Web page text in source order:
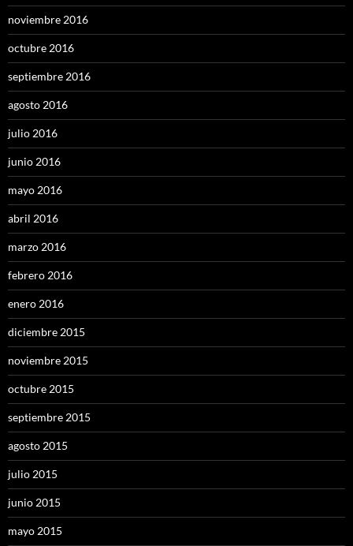
noviembre 2016
octubre 2016
septiembre 2016
agosto 2016
julio 2016
junio 2016
mayo 2016
abril 2016
marzo 2016
febrero 2016
enero 2016
diciembre 2015
noviembre 2015
octubre 2015
septiembre 2015
agosto 2015
julio 2015
junio 2015
mayo 2015